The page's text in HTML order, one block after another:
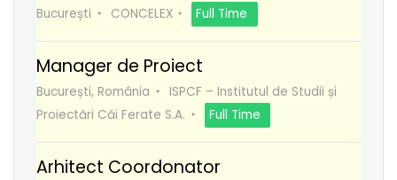
București CONCELEX Full Time
Manager de Proiect
București, România
ISPCF – Institutul de Studii și
Proiectări Căi Ferate S.A.
Full Time
Arhitect Coordonator